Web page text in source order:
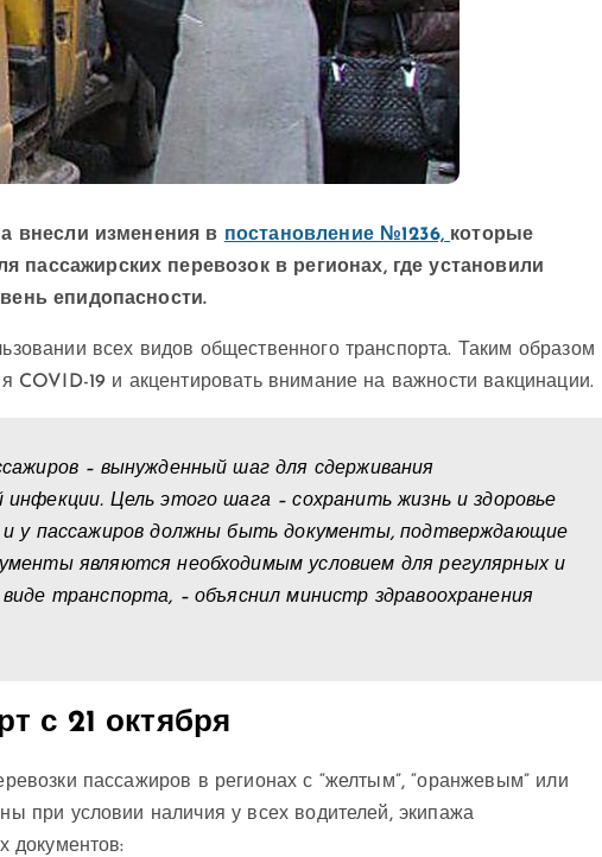
внесли изменения в постановление №1236, которые
пассажирских перевозок в регионах, где установили
епидопасности.
всех видов общественного транспорта. Таким образом
COVID-19 и акцентировать внимание на важности вакцинации.
– вынужденный шаг для сдерживания
инфекции. Цель этого шага – сохранить жизнь и здоровье
и у пассажиров должны быть документы, подтверждающие
являются необходимым условием для регулярных и
транспорта, – объяснил министр здравоохранения
с 21 октября
пассажиров в регионах с “желтым”, “оранжевым” или
при условии наличия у всех водителей, экипажа
документов: